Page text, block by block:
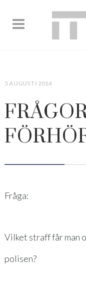
5 AUGUSTI 2014
Fråga:
Vilket straff får man
polisen?